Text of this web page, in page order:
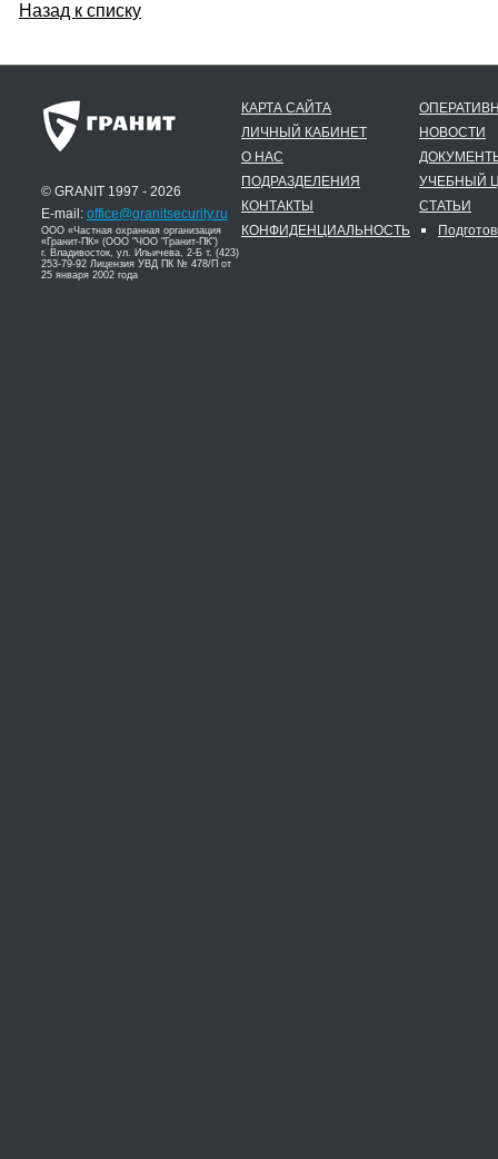
Назад к списку
© GRANIT 1997 - 2026
E-mail: office@granitsecurity.ru
ООО «Частная охранная организация
«Гранит-ПК» (ООО "ЧОО "Гранит-ПК")
г. Владивосток, ул. Ильичева, 2-Б т. (423)
253-79-92 Лицензия УВД ПК № 478/П от
25 января 2002 года
КАРТА САЙТА
ЛИЧНЫЙ КАБИНЕТ
О НАС
ПОДРАЗДЕЛЕНИЯ
КОНТАКТЫ
КОНФИДЕНЦИАЛЬНОСТЬ
НОВОСТИ
УЧЕБНЫЙ
СТАТЬИ